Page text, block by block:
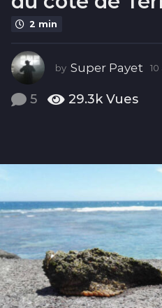
a
n
2 min
by Super Payet 10
5 29.3k Vues